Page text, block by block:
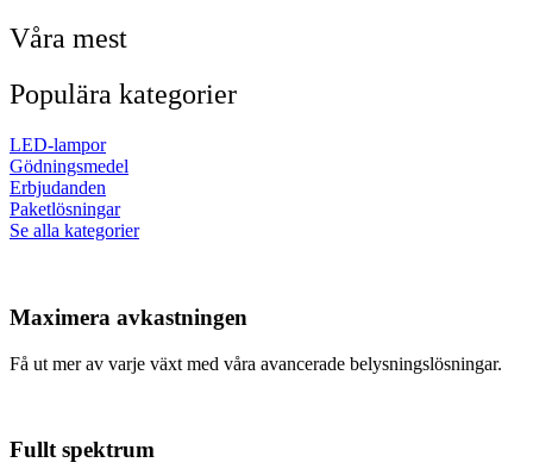
Våra mest
Populära kategorier
LED-lampor
Gödningsmedel
Erbjudanden
Paketlösningar
Se alla kategorier
Maximera avkastningen
Få ut mer av varje växt med våra avancerade belysningslösningar.
Fullt spektrum